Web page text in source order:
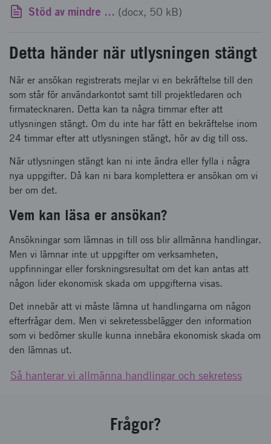
Stöd av mindre betydelse mall (docx, 50 kB)
Detta händer när utlysningen stängt
När er ansökan registrerats mejlar vi en bekräftelse till den
som står för användarkontot samt till projektledaren och
firmatecknaren. Detta kan ta några timmar efter att
utlysningen stängt. Om du inte har fått en bekräftelse inom
24 timmar efter att utlysningen stängt, hör av dig till oss.
När utlysningen stängt kan ni inte ändra eller fylla i några
nya uppgifter. Då kan ni bara komplettera er ansökan om vi
ber om det.
Vem kan läsa er ansökan?
Ansökningar som lämnas in till oss blir allmänna handlingar.
Men vi lämnar inte ut uppgifter om verksamheten,
uppfinningar eller forskningsresultat om det kan antas att
någon lider ekonomisk skada om uppgifterna visas.
Det innebär att vi måste lämna ut handlingarna om någon
efterfrågar dem. Men vi sekretessbelägger den information
som vi bedömer skulle kunna innebära ekonomisk skada om
den lämnas ut.
Så hanterar vi allmänna handlingar och sekretess
Frågor?